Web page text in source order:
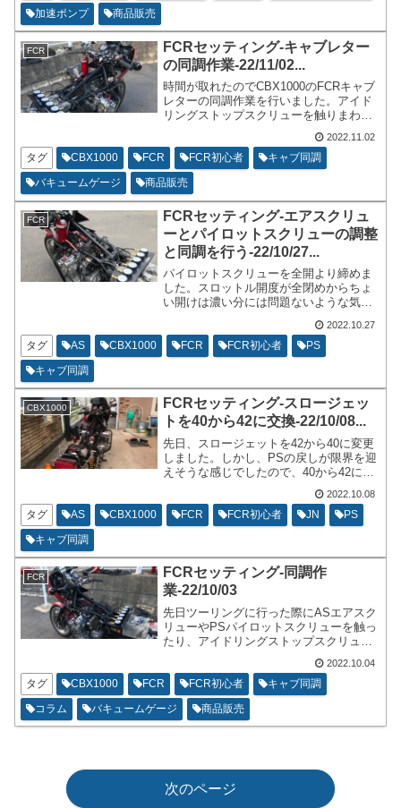
加速ポンプ
商品販売
FCR
FCRセッティング-キャブレター
の同調作業-22/11/02...
時間が取れたのでCBX1000のFCRキャブ
レターの同調作業を行いました。アイド
リングストップスクリューを触りまわし
たりすると、1、2、3のグループのキャブ
レターと4、5、6のグループのキャブレタ
ーで差異が出るので、気になります。最
近はスロットル低開度に注力してセッテ
ィングをしています。
2022.11.02
タグ CBX1000 FCR FCR初心者
キャブ同調
バキュームゲージ
商品販売
FCR
FCRセッティング-エアスクリュ
ーとパイロットスクリューの調整
と同調を行う-22/10/27...
パイロットスクリューを全開より締めま
した。スロットル開度が全閉めからちょ
い開けは濃い分には問題ないような気が
い物ではないので、エンジンが温まって
いる状態で空燃比が13.0を切る位にして
います。
2022.10.27
タグ AS CBX1000 FCR FCR初心者
PS
キャブ同調
CBX1000
FCRセッティング-スロージェッ
トを40から42に交換-22/10/08...
先日、スロージェットを42から40に変更
しました。しかし、PSの戻しが限界を迎
えそうな感じでしたので、40から42に再
在はスロットル全閉め時のアイドリング
時の空燃比を12.5から13.0程度にするの
が、ブームです。乗り味がマイルドにな
2022.10.08
タグ AS CBX1000 FCR FCR初心者 JN
PS
キャブ同調
FCR
FCRセッティング-同調作
業-22/10/03
先日ツーリングに行った際にASエアスク
リューやPSパイロットスクリューを触っ
たり、アイドリングストップスクリュー
ているかもしれないと思って時間を作れ
たので、17時から18時まで日没で作業不
可にならないように気を付けながら同調
作業を行いました。
2022.10.04
タグ CBX1000 FCR FCR初心者
キャブ同調
コラム
バキュームゲージ 商品販売
次のページ